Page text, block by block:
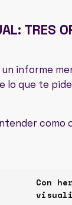
TRES
informe
que te
como
Con